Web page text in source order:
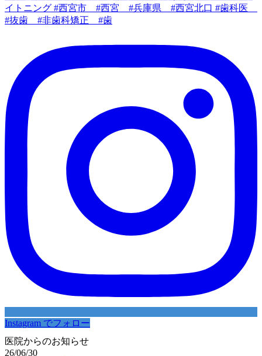
Instagram でフォロー
医院からのお知らせ
26/06/30